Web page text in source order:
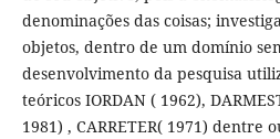
denominações das coisas;
objetos, dentro de um domínio
desenvolvimento da pesquisa
teóricos IORDAN ( 1962),
1981) , CARRETER( 1971) dentre